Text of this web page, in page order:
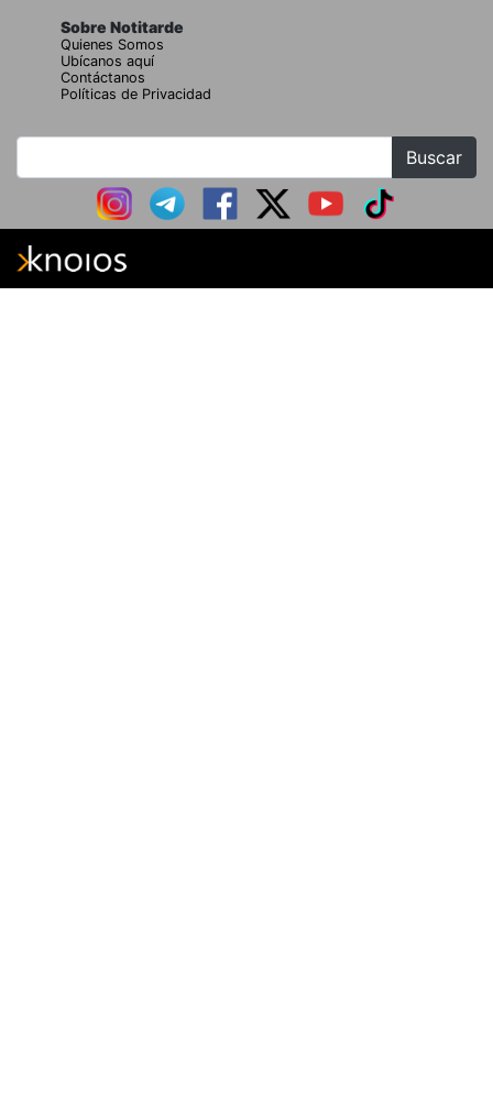
Sobre Notitarde
Quienes Somos
Ubícanos aquí
Contáctanos
Políticas de Privacidad
Buscar